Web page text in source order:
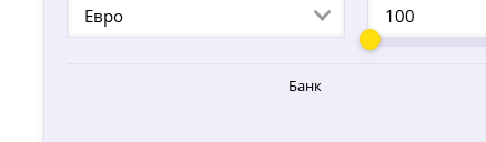
Евро
Банк